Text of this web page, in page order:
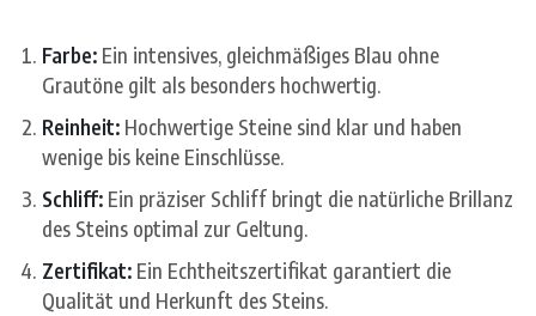
Farbe: Ein intensives, gleichmäßiges Blau ohne
Grautöne gilt als besonders hochwertig.
Reinheit: Hochwertige Steine sind klar und haben
wenige bis keine Einschlüsse.
Schliff: Ein präziser Schliff bringt die natürliche Brillanz
des Steins optimal zur Geltung.
Zertifikat: Ein Echtheitszertifikat garantiert die
Qualität und Herkunft des Steins.